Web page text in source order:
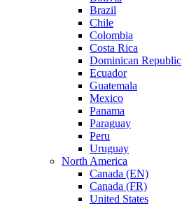
Brazil
Chile
Colombia
Costa Rica
Dominican Republic
Ecuador
Guatemala
Mexico
Panama
Paraguay
Peru
Uruguay
North America
Canada (EN)
Canada (FR)
United States